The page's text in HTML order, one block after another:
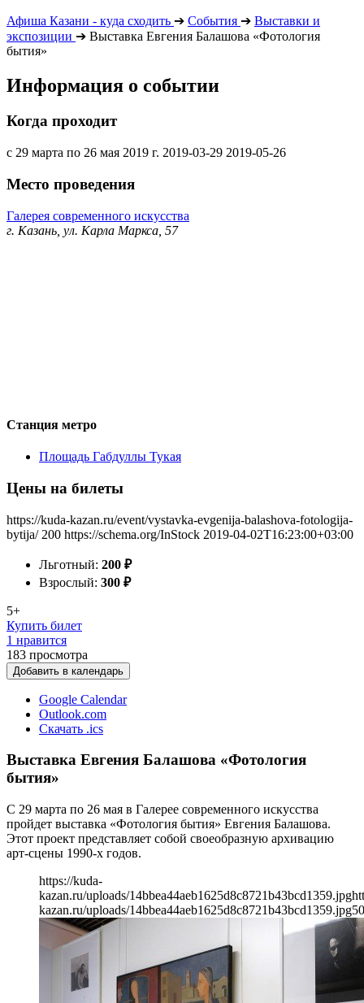
Афиша Казани - куда сходить ➔ События ➔ Выставки и
экспозиции ➔ Выставка Евгения Балашова «Фотология
бытия»
Информация о событии
Когда проходит
с 29 марта по 26 мая 2019 г. 2019-03-29 2019-05-26
Место проведения
Галерея современного искусства
г. Казань, ул. Карла Маркса, 57
Станция метро
Площадь Габдуллы Тукая
Цены на билеты
https://kuda-kazan.ru/event/vystavka-evgenija-balashova-fotologija-
bytija/ 200 https://schema.org/InStock 2019-04-02T16:23:00+03:00
Льготный: 200 ₽
Взрослый: 300 ₽
5+
Купить билет
1 нравится
183 просмотра
Добавить в календарь
Google Calendar
Outlook.com
Скачать .ics
Выставка Евгения Балашова «Фотология
бытия»
С 29 марта по 26 мая в Галерее современного искусства
пройдет выставка «Фотология бытия» Евгения Балашова.
Этот проект представляет собой своеобразную архивацию
арт-сцены 1990-х годов.
https://kuda-
kazan.ru/uploads/14bbea44aeb1625d8c8721b43bcd1359.jpg
kazan.ru/uploads/14bbea44aeb1625d8c8721b43bcd1359.jpg